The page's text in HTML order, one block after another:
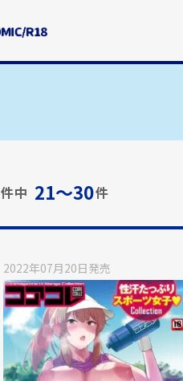
件中 21〜30件
2022年07月20日発売